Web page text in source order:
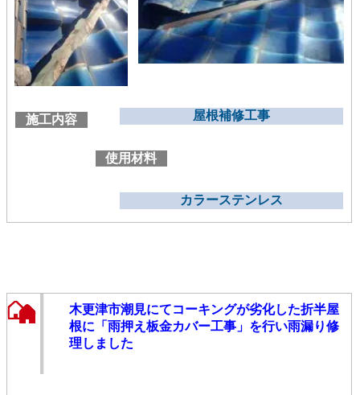
施工内容 屋根補修工事
使用材料
カラーステンレス
木更津市潮見にてコーキングが劣化した折半屋
根に「雨押え板金カバー工事」を行い雨漏り修
理しました